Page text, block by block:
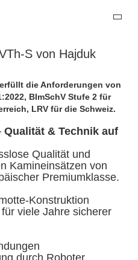
S von Hajduk
die Anforderungen von
BImSchV Stufe 2 für
LRV für die Schweiz.
Qualität & Technik auf
Qualität und
Kamineinsätzen von
Premiumklasse.
Konstruktion
viele Jahre sicherer
durch Roboter